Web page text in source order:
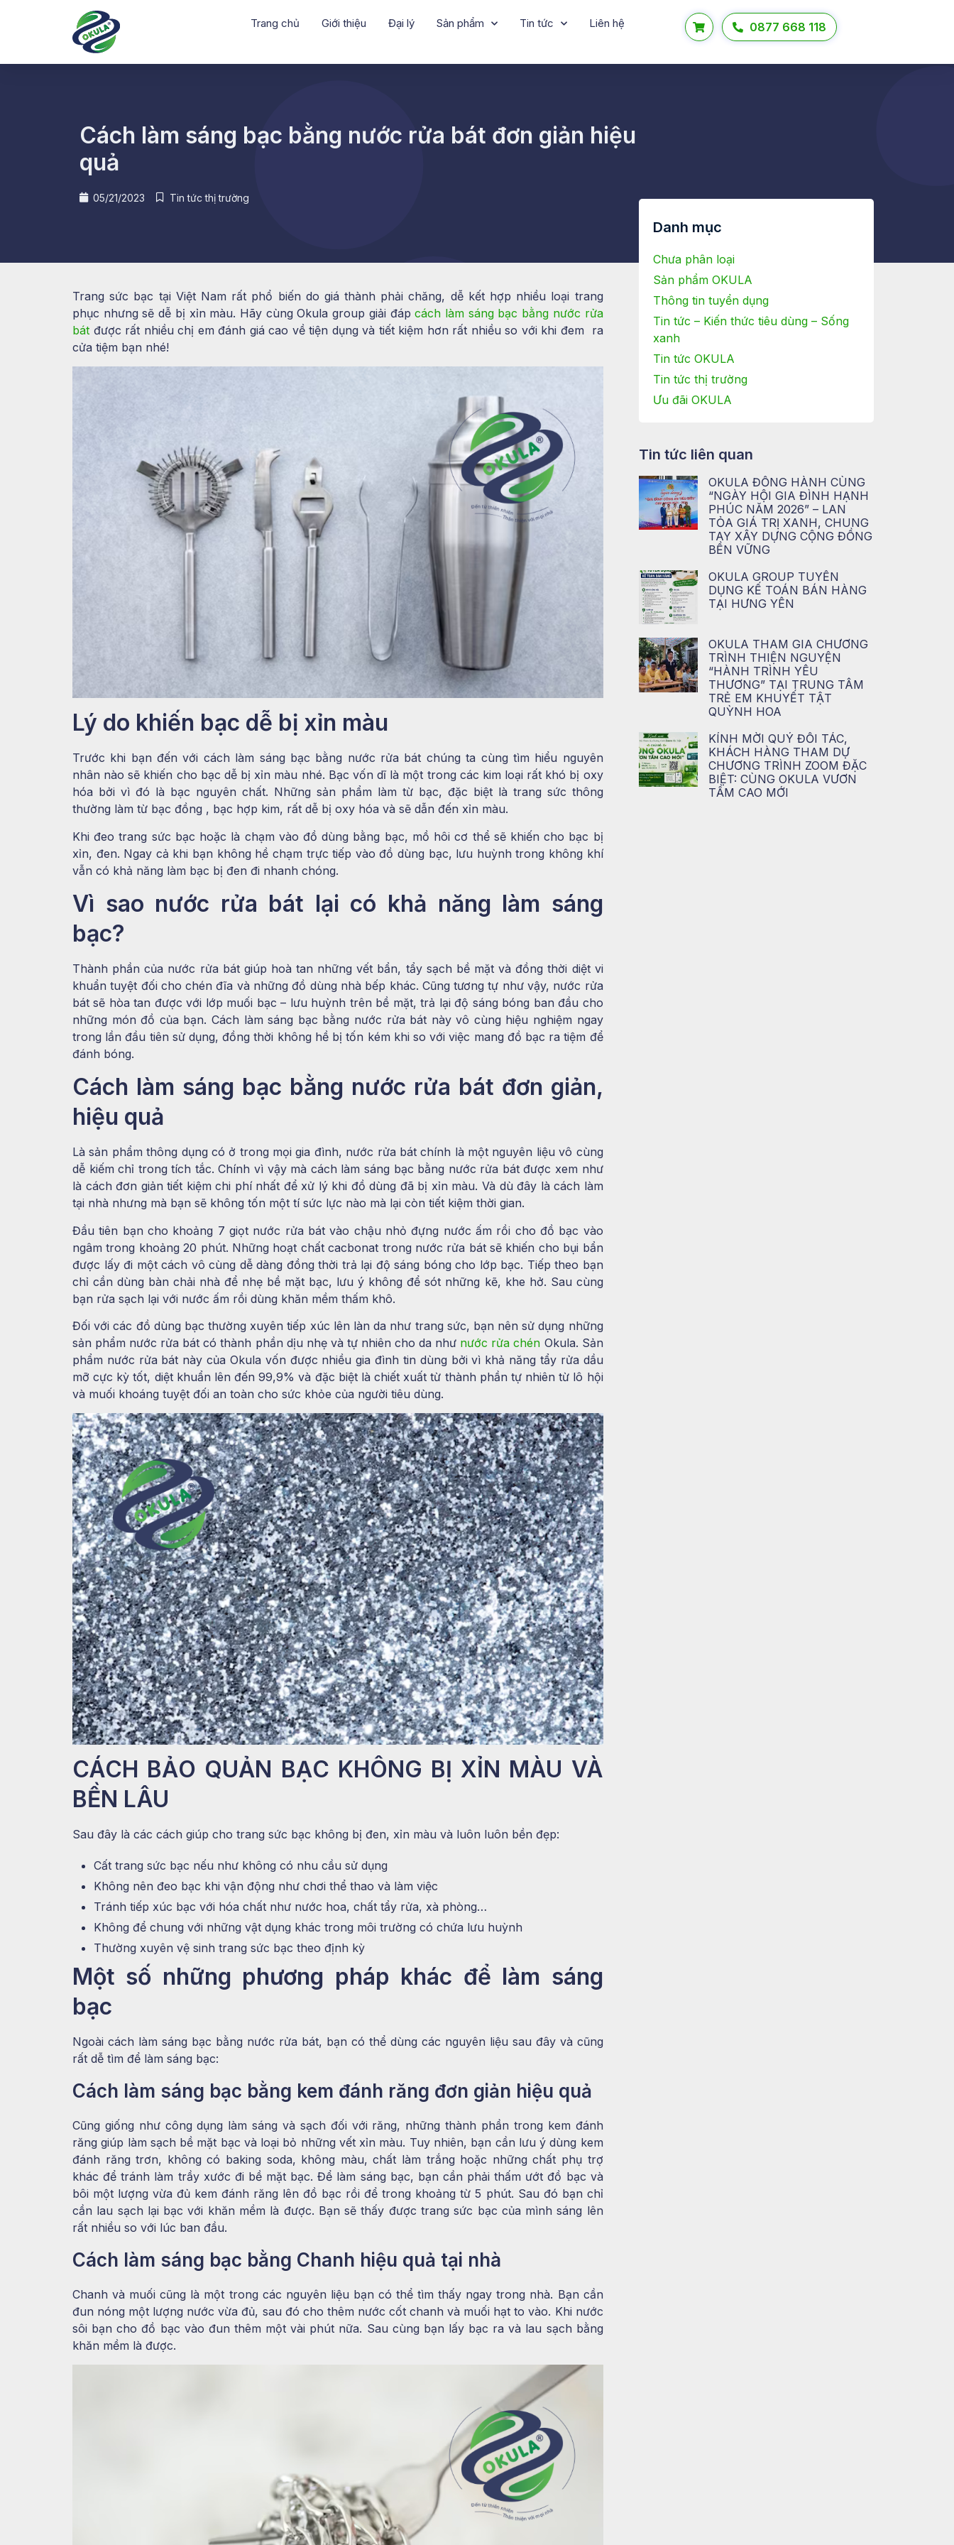
Trang chủ Giới thiệu Đại lý Sản phẩm Tin tức Liên hệ 0877 668 118
Cách làm sáng bạc bằng nước rửa bát đơn giản hiệu
quả
05/21/2023 Tin tức thị trường
Trang sức bạc tại Việt Nam rất phổ biến do giá thành phải chăng, dễ kết hợp nhiều loại trang
phục nhưng sẽ dễ bị xỉn màu. Hãy cùng Okula group giải đápcách làm sáng bạc bằng nước rửa
bát được rất nhiều chị em đánh giá cao về tiện dụng và tiết kiệm hơn rất nhiều so với khi đem ra
cửa tiệm bạn nhé!
Lý do khiến bạc dễ bị xỉn màu
Trước khi bạn đến với cách làm sáng bạc bằng nước rửa bát chúng ta cùng tìm hiểu nguyên
nhân nào sẽ khiến cho bạc dễ bị xỉn màu nhé. Bạc vốn dĩ là một trong các kim loại rất khó bị oxy
hóa bởi vì đó là bạc nguyên chất. Những sản phẩm làm từ bạc, đặc biệt là trang sức thông
thường làm từ bạc đồng , bạc hợp kim, rất dễ bị oxy hóa và sẽ dẫn đến xỉn màu.
Khi đeo trang sức bạc hoặc là chạm vào đồ dùng bằng bạc, mồ hôi cơ thể sẽ khiến cho bạc bị
xỉn, đen. Ngay cả khi bạn không hề chạm trực tiếp vào đồ dùng bạc, lưu huỳnh trong không khí
vẫn có khả năng làm bạc bị đen đi nhanh chóng.
Vì sao nước rửa bát lại có khả năng làm sáng
bạc?
Thành phần của nước rửa bát giúp hoà tan những vết bẩn, tẩy sạch bề mặt và đồng thời diệt vi
khuẩn tuyệt đối cho chén đĩa và những đồ dùng nhà bếp khác. Cũng tương tự như vậy, nước rửa
bát sẽ hòa tan được với lớp muối bạc – lưu huỳnh trên bề mặt, trả lại độ sáng bóng ban đầu cho
những món đồ của bạn. Cách làm sáng bạc bằng nước rửa bát này vô cùng hiệu nghiệm ngay
trong lần đầu tiên sử dụng, đồng thời không hề bị tốn kém khi so với việc mang đồ bạc ra tiệm để
đánh bóng.
Cách làm sáng bạc bằng nước rửa bát đơn giản,
hiệu quả
Là sản phẩm thông dụng có ở trong mọi gia đình, nước rửa bát chính là một nguyên liệu vô cùng
dễ kiếm chỉ trong tích tắc. Chính vì vậy mà cách làm sáng bạc bằng nước rửa bát được xem như
là cách đơn giản tiết kiệm chi phí nhất để xử lý khi đồ dùng đã bị xỉn màu. Và dù đây là cách làm
tại nhà nhưng mà bạn sẽ không tốn một tí sức lực nào mà lại còn tiết kiệm thời gian.
Đầu tiên bạn cho khoảng 7 giọt nước rửa bát vào chậu nhỏ đựng nước ấm rồi cho đồ bạc vào
ngâm trong khoảng 20 phút. Những hoạt chất cacbonat trong nước rửa bát sẽ khiến cho bụi bẩn
được lấy đi một cách vô cùng dễ dàng đồng thời trả lại độ sáng bóng cho lớp bạc. Tiếp theo bạn
chỉ cần dùng bàn chải nhà để nhẹ bề mặt bạc, lưu ý không để sót những kẽ, khe hở. Sau cùng
bạn rửa sạch lại với nước ấm rồi dùng khăn mềm thấm khô.
Đối với các đồ dùng bạc thường xuyên tiếp xúc lên làn da như trang sức, bạn nên sử dụng những
sản phẩm nước rửa bát có thành phần dịu nhẹ và tự nhiên cho da như nước rửa chén Okula. Sản
phẩm nước rửa bát này của Okula vốn được nhiều gia đình tin dùng bởi vì khả năng tẩy rửa dầu
mỡ cực kỳ tốt, diệt khuẩn lên đến 99,9% và đặc biệt là chiết xuất từ thành phần tự nhiên từ lô hội
và muối khoáng tuyệt đối an toàn cho sức khỏe của người tiêu dùng.
CÁCH BẢO QUẢN BẠC KHÔNG BỊ XỈN MÀU VÀ
BỀN LÂU
Sau đây là các cách giúp cho trang sức bạc không bị đen, xỉn màu và luôn luôn bền đẹp:
Cất trang sức bạc nếu như không có nhu cầu sử dụng
Không nên đeo bạc khi vận động như chơi thể thao và làm việc
Tránh tiếp xúc bạc với hóa chất như nước hoa, chất tẩy rửa, xà phòng…
Không để chung với những vật dụng khác trong môi trường có chứa lưu huỳnh
Thường xuyên vệ sinh trang sức bạc theo định kỳ
Một số những phương pháp khác để làm sáng
bạc
Ngoài cách làm sáng bạc bằng nước rửa bát, bạn có thể dùng các nguyên liệu sau đây và cũng
rất dễ tìm để làm sáng bạc:
Cách làm sáng bạc bằng kem đánh răng đơn giản hiệu quả
Cũng giống như công dụng làm sáng và sạch đối với răng, những thành phần trong kem đánh
răng giúp làm sạch bề mặt bạc và loại bỏ những vết xỉn màu. Tuy nhiên, bạn cần lưu ý dùng kem
đánh răng trơn, không có baking soda, không màu, chất làm trắng hoặc những chất phụ trợ
khác để tránh làm trầy xước đi bề mặt bạc. Để làm sáng bạc, bạn cần phải thấm ướt đồ bạc và
bôi một lượng vừa đủ kem đánh răng lên đồ bạc rồi để trong khoảng từ 5 phút. Sau đó bạn chỉ
cần lau sạch lại bạc với khăn mềm là được. Bạn sẽ thấy được trang sức bạc của mình sáng lên
rất nhiều so với lúc ban đầu.
Cách làm sáng bạc bằng Chanh hiệu quả tại nhà
Chanh và muối cũng là một trong các nguyên liệu bạn có thể tìm thấy ngay trong nhà. Bạn cần
đun nóng một lượng nước vừa đủ, sau đó cho thêm nước cốt chanh và muối hạt to vào. Khi nước
sôi bạn cho đồ bạc vào đun thêm một vài phút nữa. Sau cùng bạn lấy bạc ra và lau sạch bằng
khăn mềm là được.
Danh mục
Chưa phân loại
Sản phẩm OKULA
Thông tin tuyển dụng
Tin tức – Kiến thức tiêu dùng – Sống
xanh
Tin tức OKULA
Tin tức thị trường
Ưu đãi OKULA
Tin tức liên quan
OKULA ĐỒNG HÀNH CÙNG
“NGÀY HỘI GIA ĐÌNH HẠNH
PHÚC NĂM 2026” – LAN
TỎA GIÁ TRỊ XANH, CHUNG
TAY XÂY DỰNG CỘNG ĐỒNG
BỀN VỮNG
OKULA GROUP TUYỂN
DỤNG KẾ TOÁN BÁN HÀNG
TẠI HƯNG YÊN
OKULA THAM GIA CHƯƠNG
TRÌNH THIỆN NGUYỆN
“HÀNH TRÌNH YÊU
THƯƠNG” TẠI TRUNG TÂM
TRẺ EM KHUYẾT TẬT
QUỲNH HOA
KÍNH MỜI QUÝ ĐỐI TÁC,
KHÁCH HÀNG THAM DỰ
CHƯƠNG TRÌNH ZOOM ĐẶC
BIỆT: CÙNG OKULA VƯƠN
TẦM CAO MỚI